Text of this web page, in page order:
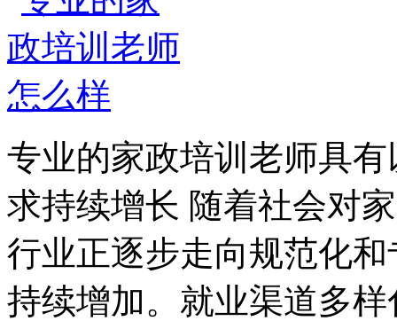
专业的家政培训老师具
求持续增长 随着社会对
行业正逐步走向规范化
持续增加。就业渠道多